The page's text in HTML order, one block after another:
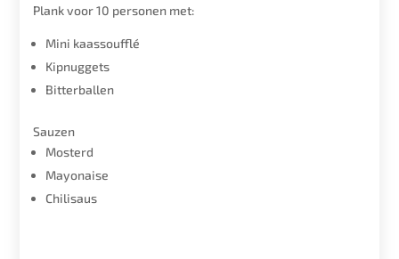
Plank voor 10 personen met:
Mini kaassoufflé
Kipnuggets
Bitterballen
Sauzen
Mosterd
Mayonaise
Chilisaus